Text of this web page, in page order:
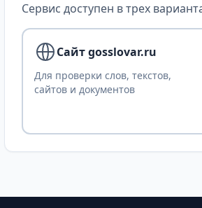
Сервис доступен в трех
Сайт gosslovar.ru
Для проверки слов, текстов,
сайтов и документов